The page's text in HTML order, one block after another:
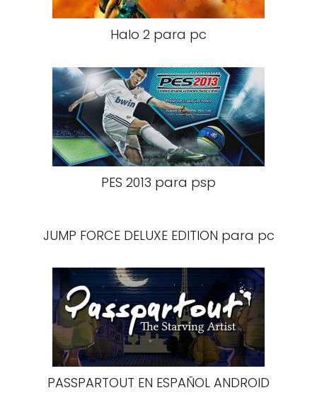
Halo 2 para pc
PES 2013 para psp
JUMP FORCE DELUXE EDITION para pc
PASSPARTOUT EN ESPAÑOL ANDROID